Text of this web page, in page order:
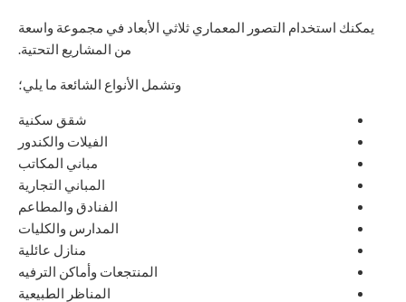
يمكنك استخدام التصور المعماري ثلاثي الأبعاد في مجموعة واسعة
من المشاريع التحتية.
وتشمل الأنواع الشائعة ما يلي؛
شقق سكنية
الفيلات والكندور
مباني المكاتب
المباني التجارية
الفنادق والمطاعم
المدارس والكليات
منازل عائلية
المنتجعات وأماكن الترفيه
المناظر الطبيعية